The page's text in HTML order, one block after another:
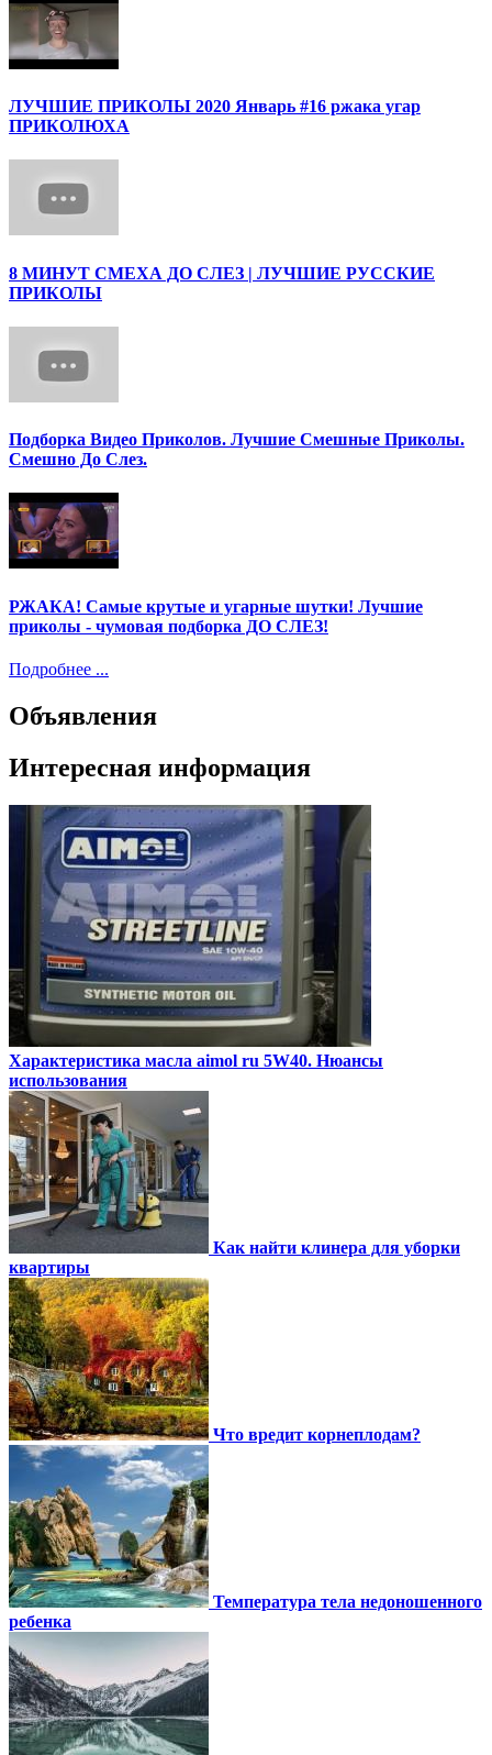
ЛУЧШИЕ ПРИКОЛЫ 2020 Январь #16 ржака угар
ПРИКОЛЮХА
8 МИНУТ СМЕХА ДО СЛЕЗ | ЛУЧШИЕ РУССКИЕ
ПРИКОЛЫ
Подборка Видео Приколов. Лучшие Смешные Приколы.
Смешно До Слез.
РЖАКА! Самые крутые и угарные шутки! Лучшие
приколы - чумовая подборка ДО СЛЕЗ!
Подробнее ...
Объявления
Интересная информация
Характеристика масла aimol ru 5W40. Нюансы
использования
Как найти клинера для уборки
квартиры
Что вредит корнеплодам?
Температура тела недоношенного
ребенка